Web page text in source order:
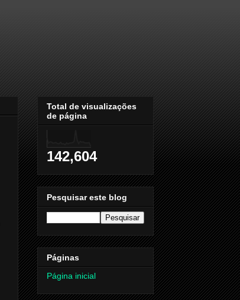
Total de visualizações
de página
142,604
Pesquisar este blog
Páginas
Página inicial